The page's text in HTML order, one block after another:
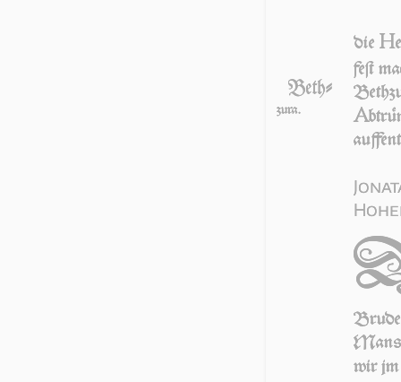
Beth-
zura.
die H
feſt
A
Mans
wir jm